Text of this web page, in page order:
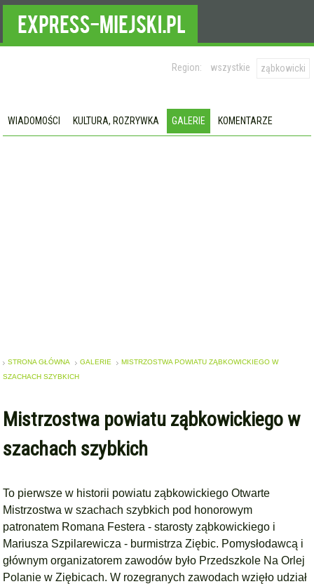
Region: wszystkie ząbkowicki
WIADOMOŚCI KULTURA, ROZRYWKA GALERIE KOMENTARZE
STRONA GŁÓWNA GALERIE
MISTRZOSTWA POWIATU ZĄBKOWICKIEGO W
SZACHACH SZYBKICH
Mistrzostwa powiatu ząbkowickiego w
szachach szybkich
To pierwsze w historii powiatu ząbkowickiego Otwarte
Mistrzostwa w szachach szybkich pod honorowym
patronatem Romana Festera - starosty ząbkowickiego i
Mariusza Szpilarewicza - burmistrza Ziębic. Pomysłodawcą i
głównym organizatorem zawodów było Przedszkole Na Orlej
Polanie w Ziębicach. W rozegranych zawodach wzięło udział